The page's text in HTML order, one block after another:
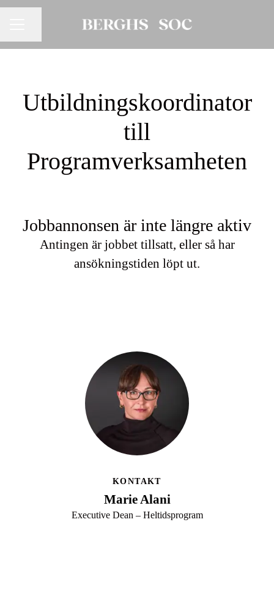
Utbildningskoordinator
till
Programverksamheten
Jobbannonsen är inte längre aktiv
Antingen är jobbet tillsatt, eller så har
ansökningstiden löpt ut.
KONTAKT
Marie Alani
Executive Dean – Heltidsprogram